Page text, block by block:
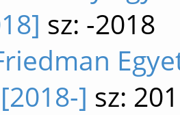
sz: -2018
] sz: